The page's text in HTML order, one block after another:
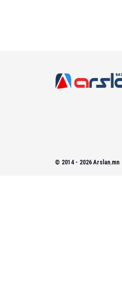
© 2014 - 2026 Arslan.mn